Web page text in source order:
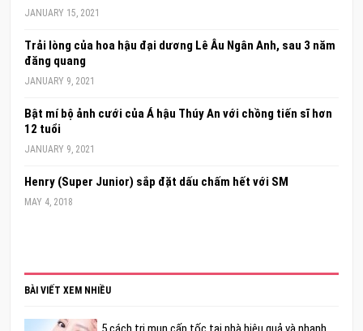
JANUARY 15, 2021
Trải lòng của hoa hậu đại dương Lê Âu Ngân Anh, sau 3 năm
đăng quang
JANUARY 9, 2021
Bật mí bộ ảnh cưới của Á hậu Thúy An với chồng tiến sĩ hơn
12 tuổi
JANUARY 9, 2021
Henry (Super Junior) sắp đặt dấu chấm hết với SM
MAY 4, 2018
BÀI VIẾT XEM NHIỀU